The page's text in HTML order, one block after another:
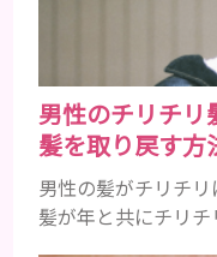
男性のチリチリ
髪を取り戻す方
男性の髪がチリチ
髪が年と共にチリ